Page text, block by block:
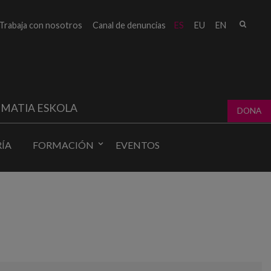
ES EU EN
Trabaja con nosotros Canal de denuncias
MATIA ESKOLA DONA
FORMACIÓN EVENTOS